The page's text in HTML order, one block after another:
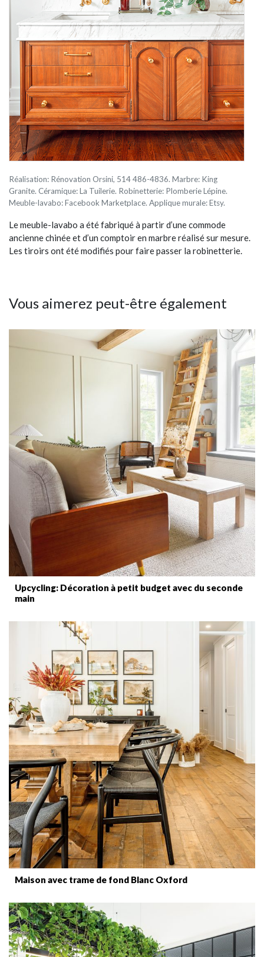
Réalisation: Rénovation Orsini, 514 486-4836. Marbre: King
Granite. Céramique: La Tuilerie. Robinetterie: Plomberie Lépine.
Meuble-lavabo: Facebook Marketplace. Applique murale: Etsy.
Le meuble-lavabo a été fabriqué à partir d’une commode
ancienne chinée et d’un comptoir en marbre réalisé sur mesure.
Les tiroirs ont été modifiés pour faire passer la robinetterie.
Vous aimerez peut-être également
Upcycling: Décoration à petit budget avec du seconde
main
Maison avec trame de fond Blanc Oxford